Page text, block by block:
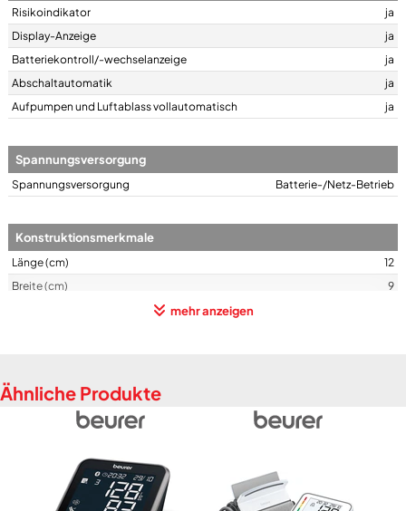
Risikoindikator
ja
Display-Anzeige
ja
Batteriekontroll/-wechselanzeige
ja
Abschaltautomatik
ja
Aufpumpen und Luftablass vollautomatisch
ja
Spannungsversorgung
Spannungsversorgung Batterie-/Netz-Betrieb
Konstruktionsmerkmale
Länge (cm)
12
Breite (cm)
9
mehr anzeigen
Ähnliche Produkte